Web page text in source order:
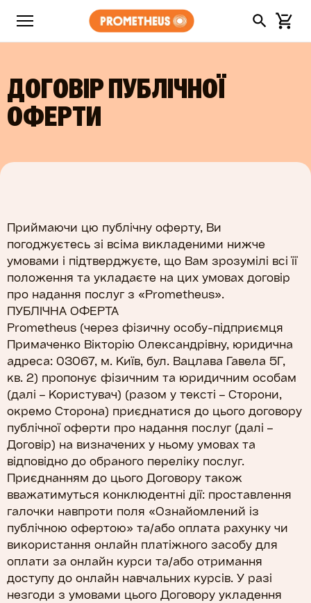
ДОГОВІР ПУБЛІЧНОЇ
ОФЕРТИ
Приймаючи цю публічну оферту, Ви
погоджуєтесь зі всіма викладеними нижче
умовами і підтверджуєте, що Вам зрозумілі всі її
положення та укладаєте на цих умовах договір
про надання послуг з «Prometheus».
ПУБЛІЧНА ОФЕРТА
Prometheus (через фізичну особу-підприємця
Примаченко Вікторію Олександрівну, юридична
адреса: 03067, м. Київ, бул. Вацлава Гавела 5Г,
кв. 2) пропонує фізичним та юридичним особам
(далі – Користувач) (разом у тексті – Сторони,
окремо Сторона) приєднатися до цього договору
публічної оферти про надання послуг (далі –
Договір) на визначених у ньому умовах та
відповідно до обраного переліку послуг.
Приєднанням до цього Договору також
вважатимуться конклюдентні дії: проставлення
галочки навпроти поля «Ознайомлений із
публічною офертою» та/або оплата рахунку чи
використання онлайн платіжного засобу для
оплати за онлайн курси та/або отримання
доступу до онлайн навчальних курсів. У разі
незгоди з умовами цього Договору укладення